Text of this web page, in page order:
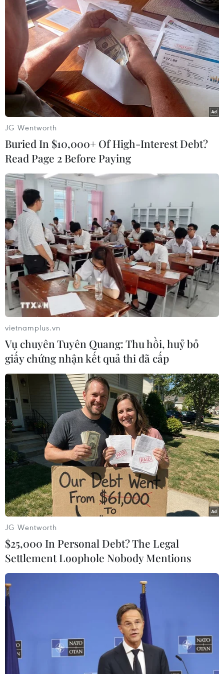
#Hà Nội #Lùi giờ học #học sinh TP. Hà Nội
Theo dõi VietnamPlus
TIN LIÊN QUAN
Khu vực Bắc Bộ và Hà Nội rét đậm, rét hại
kéo dài đến ngày 26/1
23/01/2024 23:42
Trong đợt không khí lạnh, nhiệt độ thấp nhất ở Bắc Bộ
phổ biến từ 8-10 độ C, khu vực vùng núi Bắc Bộ từ 3-6
độ C, vùng núi cao có nơi dưới 0 độ C; khu vực Bắc
Trung Bộ từ 9-11 độ C.
Vùng cao Yên Bái, Lai Châu triển khai biện
JG Wentworth
Buried In $10,000+ Of High-Interest Debt?
Read Page 2 Before Paying
vietnamplus.vn
Vụ chuyên Tuyên Quang: Thu hồi, huỷ bỏ
giấy chứng nhận kết quả thi đã cấp
JG Wentworth
$25,000 In Personal Debt? The Legal
Settlement Loophole Nobody Mentions